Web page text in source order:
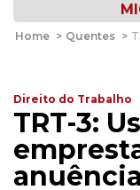
Home > Quentes >
Direito do Trabalho
TRT-3: